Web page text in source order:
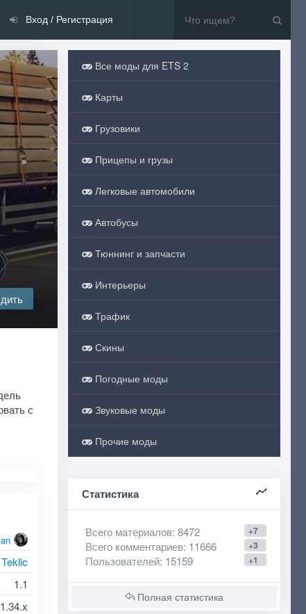
Вход / Регистрация
с
Teklic
1.1
Все моды для ETS 2
Карты
Грузовики
Прицепы и грузы
Легковые автомобили
Автобусы
Тюннинг и запчасти
Интерьеры
Трафик
Скины
Погодные моды
Звуковые моды
Прочие моды
Статистика
+7
Всего материалов: 8472
+3
Всего комментариев: 11666
+1
Пользователей: 15159
Полная статистика